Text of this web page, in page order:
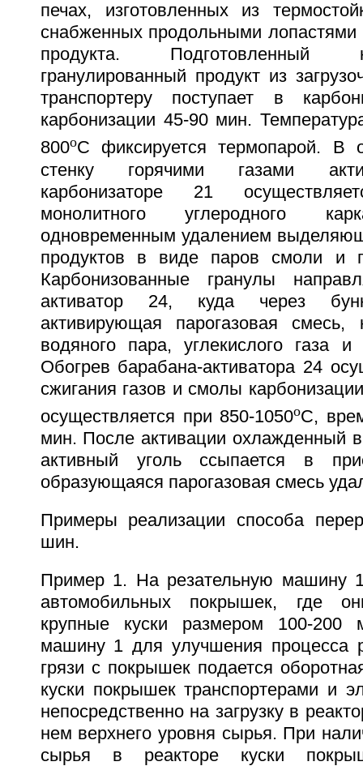
печах, изготовленных из
снабженных продольными
продукта. Подготовленный
гранулированный продукт из
транспортеру поступает в
карбонизации 45-90 мин.
800oC фиксируется термопарой. В
стенку горячими газами
карбонизаторе 21
монолитного углеродного
одновременным удалением
продуктов в виде паров смоли и
Карбонизованные гранулы
активатор 24, куда через
активирующая парогазовая смесь,
водяного пара, углекислого газа и
Обогрев барабана-активатора 24
сжигания газов и смолы
осуществляется при 850-1050oC,
мин. После активации охлажденный
активный уголь ссыпается в
образующаяся парогазовая смесь
Примеры реализации способа
шин.
Пример 1. На резательную машину 1
автомобильных покрышек, где
крупные куски размером 100-200
машину 1 для улучшения процесса
грязи с покрышек подается
куски покрышек транспортерами и
непосредственно на загрузку в
нем верхнего уровня сырья. При
сырья в реакторе куски